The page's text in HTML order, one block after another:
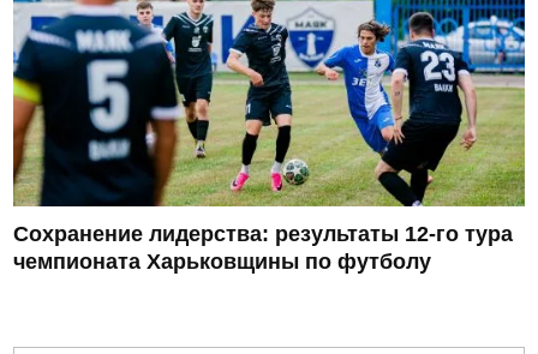
Сохранение лидерства: результаты 12-го тура
чемпионата Харьковщины по футболу